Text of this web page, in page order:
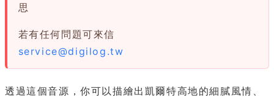
思
若有任何問題可來信
service@digilog.tw
透過這個音源，你可以描繪出凱爾特高地的細膩風情、